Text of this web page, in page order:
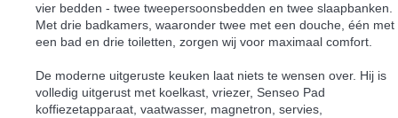
vier bedden - twee tweepersoonsbedden en twee slaapbanken.
Met drie badkamers, waaronder twee met een douche, één met
een bad en drie toiletten, zorgen wij voor maximaal comfort.
De moderne uitgeruste keuken laat niets te wensen over. Hij is
volledig uitgerust met koelkast, vriezer, Senseo Pad
koffiezetapparaat, vaatwasser, magnetron, servies,